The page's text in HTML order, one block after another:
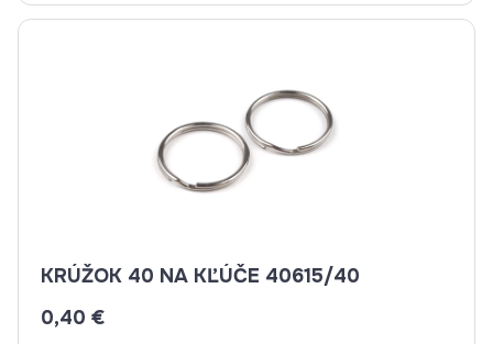
KRÚŽOK 40 NA KĽÚČE 40615/40
0,40 €